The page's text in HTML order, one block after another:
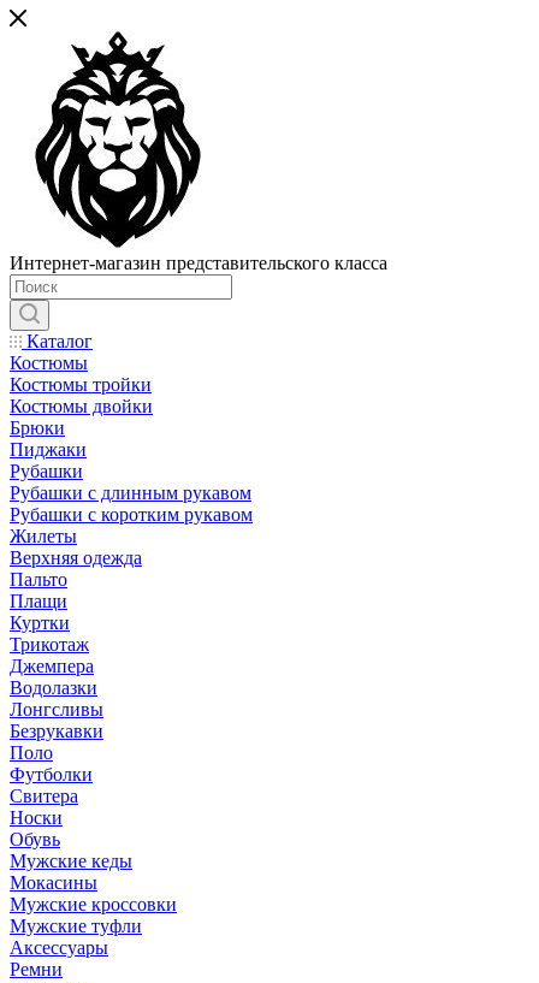
Интернет-магазин представительского класса
Каталог
Костюмы
Костюмы тройки
Костюмы двойки
Брюки
Пиджаки
Рубашки
Рубашки с длинным рукавом
Рубашки с коротким рукавом
Жилеты
Верхняя одежда
Пальто
Плащи
Куртки
Трикотаж
Джемпера
Водолазки
Лонгсливы
Безрукавки
Поло
Футболки
Свитера
Носки
Обувь
Мужские кеды
Мокасины
Мужские кроссовки
Мужские туфли
Аксессуары
Ремни